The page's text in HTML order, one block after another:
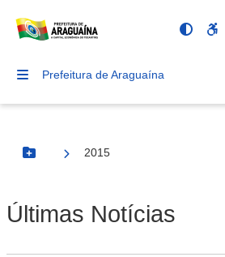
Prefeitura de Araguaína
Botão Menu
2015
Últimas Notícias